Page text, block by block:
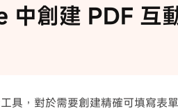
中創建 PDF 互
具，對於需要創建精確可填寫表